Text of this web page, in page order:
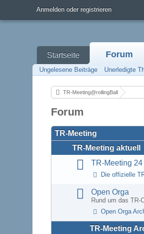
Anmelden oder registrieren
Startseite Forum
Ungelesene Beiträge Unerledigte
TR-Meeting@rollingBall
Forum
TR-Meeting
TR-Meeting aktuell
TR-Meeting 24
Die offizielle
Open Orga
Rund um das TR-
Open Orga
TR-Meeting